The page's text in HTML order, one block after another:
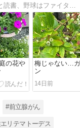
の花や
梅じゃない…
ン
14日前
#前立腺がん
リテマトーデス